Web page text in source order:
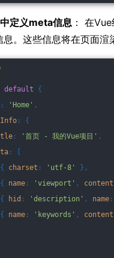
定义meta信息 ： 在
息。这些信息将在页面渲
default {
: 'Home' ,
: {
: '首页 - 我的Vue项目' ,
: [
charset : 'utf-8'
},
name : 'viewport' , content
hid : 'description' , name :
name : 'keywords' , content